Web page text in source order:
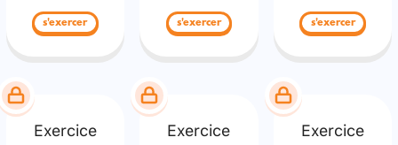
s'exercer s'exercer s'exercer
Exercice Exercice Exercice